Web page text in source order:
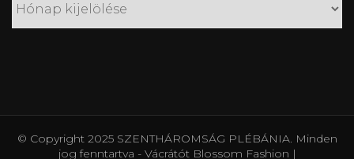
© Copyright 2025 SZENTHÁROMSÁG PLÉBÁNIA. Minden
jog fenntartva - VácrátótBlossom Fashion |